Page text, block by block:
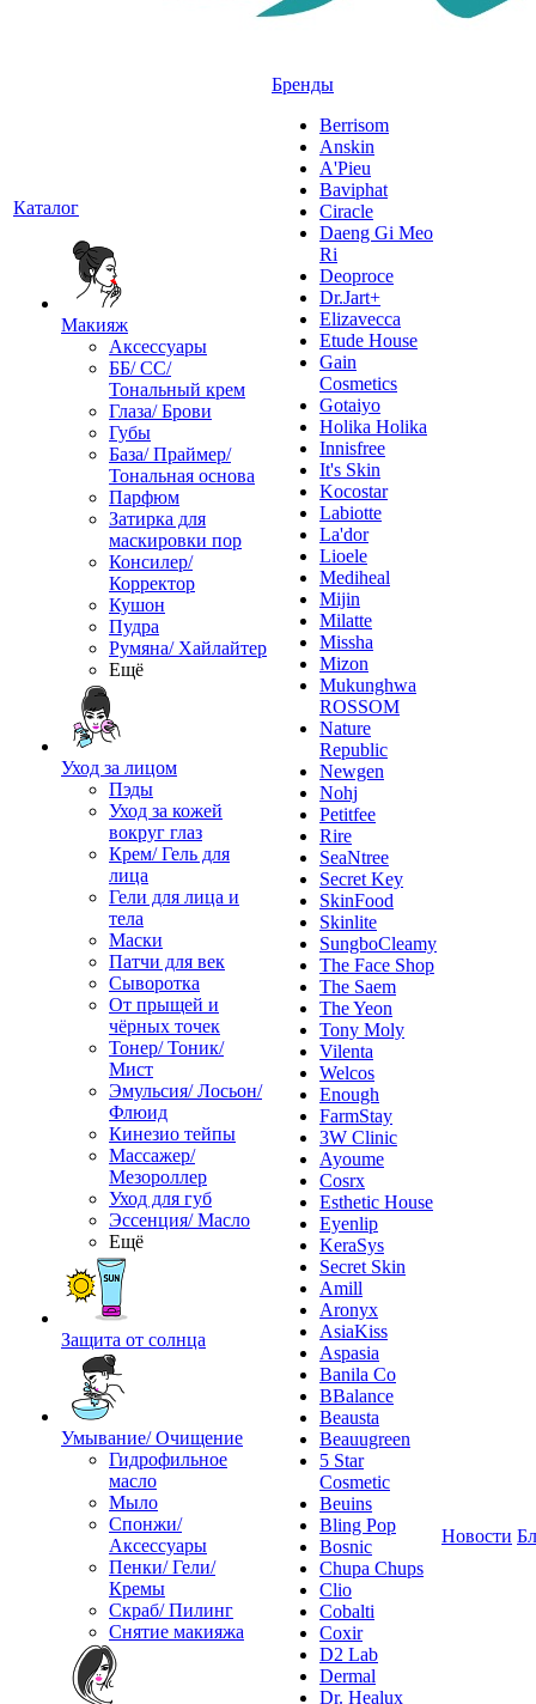
Каталог
Макияж
Аксессуары
ББ/ СС/
Тональный крем
Глаза/ Брови
Губы
База/ Праймер/
Тональная основа
Парфюм
Затирка для
маскировки пор
Консилер/
Корректор
Кушон
Пудра
Румяна/ Хайлайтер
Ещё
Уход за лицом
Пэды
Уход за кожей
вокруг глаз
Крем/ Гель для
лица
Гели для лица и
тела
Маски
Патчи для век
Сыворотка
От прыщей и
чёрных точек
Тонер/ Тоник/
Мист
Эмульсия/ Лосьон/
Флюид
Кинезио тейпы
Массажер/
Мезороллер
Уход для губ
Эссенция/ Масло
Ещё
Защита от солнца
Умывание/ Очищение
Гидрофильное
масло
Мыло
Спонжи/
Аксессуары
Пенки/ Гели/
Кремы
Скраб/ Пилинг
Снятие макияжа
Бренды
Berrisom
Anskin
A'Pieu
Baviphat
Ciracle
Daeng Gi Meo
Ri
Deoproce
Dr.Jart+
Elizavecca
Etude House
Gain
Cosmetics
Gotaiyo
Holika Holika
Innisfree
It's Skin
Kocostar
Labiotte
La'dor
Lioele
Mediheal
Mijin
Milatte
Missha
Mizon
Mukunghwa
ROSSOM
Nature
Republic
Newgen
Nohj
Petitfee
Rire
SeaNtree
Secret Key
SkinFood
Skinlite
SungboCleamy
The Face Shop
The Saem
The Yeon
Tony Moly
Vilenta
Welcos
Enough
FarmStay
3W Clinic
Ayoume
Cosrx
Esthetic House
Eyenlip
KeraSys
Secret Skin
Amill
Aronyx
AsiaKiss
Aspasia
Banila Co
BBalance
Beausta
Beauugreen
5 Star
Cosmetic
Beuins
Bling Pop
Bosnic
Chupa Chups
Clio
Cobalti
Coxir
D2 Lab
Dermal
Dr. Healux
Новости